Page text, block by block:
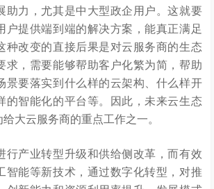
助力，尤其是中大型政企用户。这就要
户提供端到端的解决方案，能真正满足
种改变的直接后果是对云服务商的生态
求，需要能够帮助客户化繁为简，帮助
景要落实到什么样的云架构、什么样开
的智能化的平台等。因此，未来云生态
大云服务商的重点工作之一。
行产业转型升级和供给侧改革，而有效
智能等新技术，通过数字化转型，对推